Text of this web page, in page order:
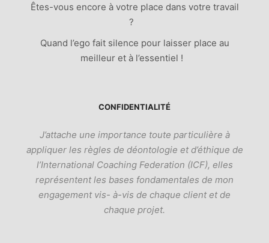
Êtes-vous encore à votre place dans votre travail
?
Quand l’ego fait silence pour laisser place au
meilleur et à l’essentiel !
CONFIDENTIALITÉ
J’attache une importance toute particulière à
appliquer les règles de déontologie et d’éthique de
l’International Coaching Federation (ICF), elles
représentent les bases fondamentales de mon
engagement vis- à-vis de chaque client et de
chaque projet.